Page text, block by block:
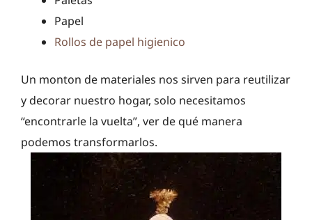
Papel
Rollos de papel higienico
Un monton de materiales nos sirven para reutilizar
y decorar nuestro hogar, solo necesitamos
“encontrarle la vuelta”, ver de qué manera
podemos transformarlos.